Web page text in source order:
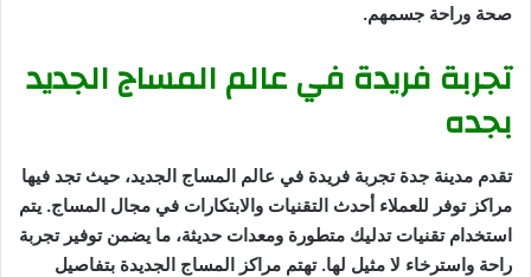
صحة وراحة جسمهم.
تجربة فريدة في عالم المساج الجديد
بجده
تقدم مدينة جدة تجربة فريدة في عالم المساج الجديد، حيث تجد فيها
مراكز توفر للعملاء أحدث التقنيات والابتكارات في مجال المساج. يتم
استخدام تقنيات تدليك متطورة ومعدات حديثة، ما يضمن توفير تجربة
راحة واسترخاء لا مثيل لها. تهتم مراكز المساج الجديدة بتفاصيل